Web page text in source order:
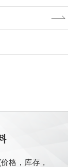
格，库存，